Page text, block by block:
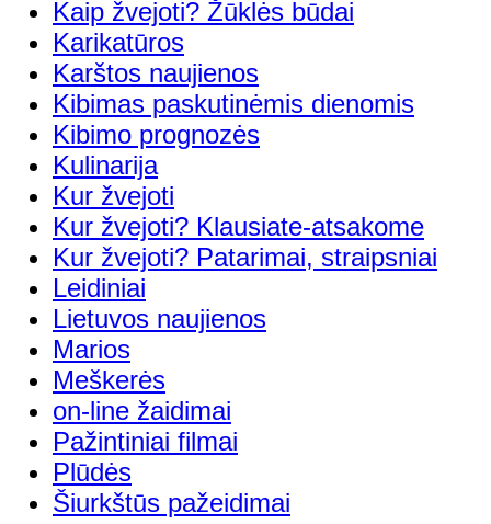
Kaip žvejoti? Žūklės būdai
Karikatūros
Karštos naujienos
Kibimas paskutinėmis dienomis
Kibimo prognozės
Kulinarija
Kur žvejoti
Kur žvejoti? Klausiate-atsakome
Kur žvejoti? Patarimai, straipsniai
Leidiniai
Lietuvos naujienos
Marios
Meškerės
on-line žaidimai
Pažintiniai filmai
Plūdės
Šiurkštūs pažeidimai